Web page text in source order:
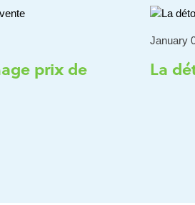
prix de
January
La